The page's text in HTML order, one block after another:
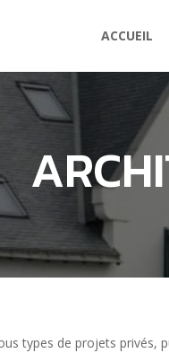
ACCUEIL
types de projets privés,